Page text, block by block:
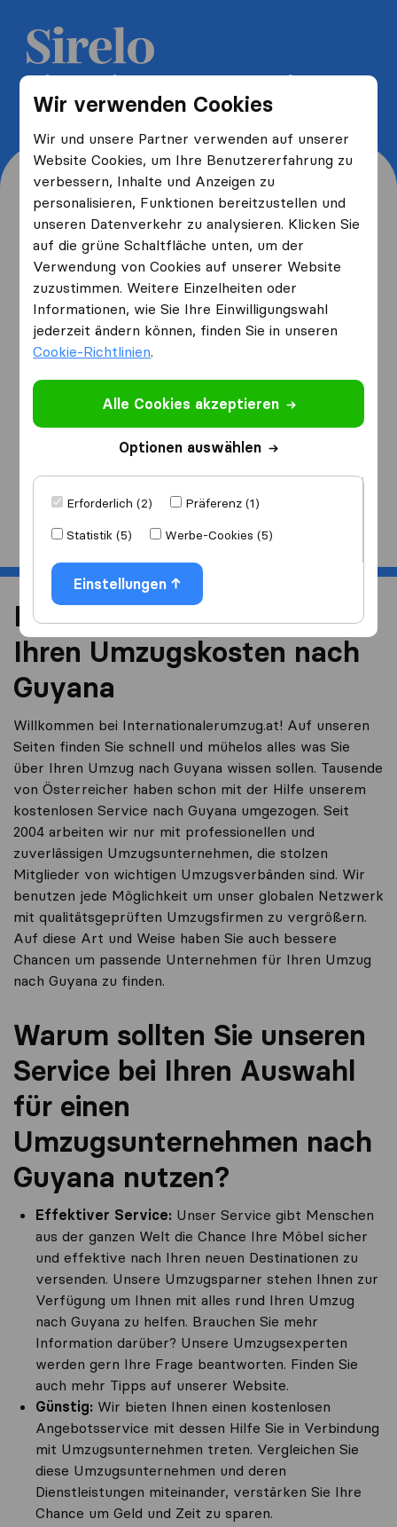
Wir verwenden Cookies
Wir und unsere Partner verwenden auf unserer
Website Cookies, um Ihre Benutzererfahrung zu
verbessern, Inhalte und Anzeigen zu
personalisieren, Funktionen bereitzustellen und
unseren Datenverkehr zu analysieren. Klicken Sie
auf die grüne Schaltfläche unten, um der
Verwendung von Cookies auf unserer Website
zuzustimmen. Weitere Einzelheiten oder
Informationen, wie Sie Ihre Einwilligungswahl
jederzeit ändern können, finden Sie in unseren
Cookie-Richtlinien.
Alle Cookies akzeptieren
Optionen auswählen
Erforderlich (2)
Präferenz (1)
Statistik (5)
Werbe-Cookies (5)
Einstellungen
5 kostenlose Umzugsangebote
erhalten und bis zu 40% sparen
Wo wohnen Sie jetzt und
wo ziehen Sie hin?
Ich ziehevon
Ich ziehenach
Start
Reduzieren Sie 40% von
Ihren Umzugskosten nach
Guyana
Willkommen bei Internationalerumzug.at! Auf unseren
Seiten finden Sie schnell und mühelos alles was Sie
über Ihren Umzug nach Guyana wissen sollen. Tausende
von Österreicher haben schon mit der Hilfe unserem
kostenlosen Service nach Guyana umgezogen. Seit
2004 arbeiten wir nur mit professionellen und
zuverlässigen Umzugsunternehmen, die stolzen
Mitglieder von wichtigen Umzugsverbänden sind. Wir
benutzen jede Möglichkeit um unser globalen Netzwerk
mit qualitätsgeprüften Umzugsfirmen zu vergrößern.
Auf diese Art und Weise haben Sie auch bessere
Chancen um passende Unternehmen für Ihren Umzug
nach Guyana zu finden.
Warum sollten Sie unseren
Service bei Ihren Auswahl
für einen
Umzugsunternehmen nach
Guyana nutzen?
Effektiver Service: Unser Service gibt Menschen
aus der ganzen Welt die Chance Ihre Möbel sicher
und effektive nach Ihren neuen Destinationen zu
versenden. Unsere Umzugsparner stehen Ihnen zur
Verfügung um Ihnen mit alles rund Ihren Umzug
nach Guyana zu helfen. Brauchen Sie mehr
Information darüber? Unsere Umzugsexperten
werden gern Ihre Frage beantworten. Finden Sie
auch mehr Tipps auf unserer Website.
Günstig: Wir bieten Ihnen einen kostenlosen
Angebotsservice mit dessen Hilfe Sie in Verbindung
mit Umzugsunternehmen treten. Vergleichen Sie
diese Umzugsunternehmen und deren
Dienstleistungen miteinander, verstärken Sie Ihre
Chance um Geld und Zeit zu sparen.